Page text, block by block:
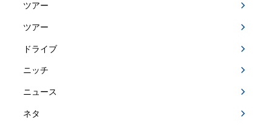
ツアー
ツアー
ドライブ
ニッチ
ニュース
ネタ